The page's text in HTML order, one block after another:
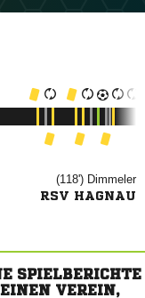
(118') 
RSV HAGNAU
SPIELBERICHTE
VEREIN,